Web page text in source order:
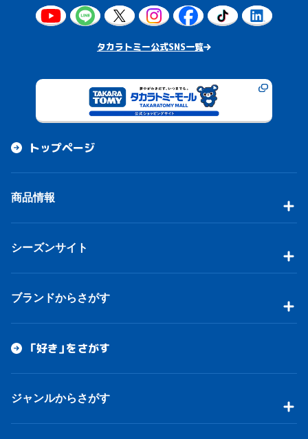
タカラトミー公式SNS一覧
トップページ
商品情報
シーズンサイト
ブランドからさがす
「好き」をさがす
ジャンルからさがす